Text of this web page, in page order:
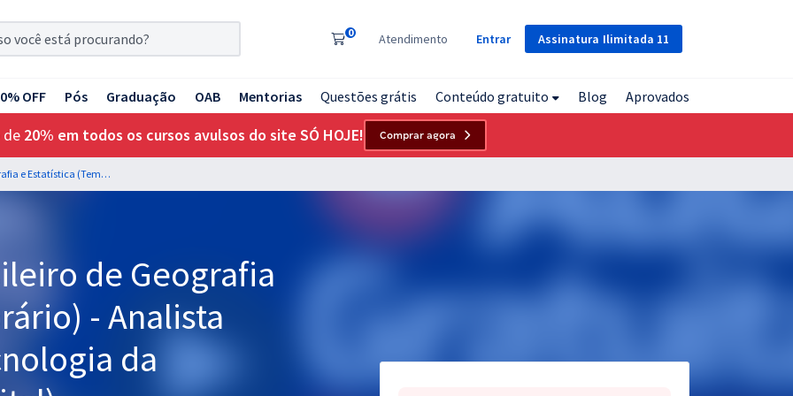
Assinatura Ilimitada 11
0 Atendimento Entrar
OFF Pós Graduação OAB Mentorias Questões grátis Conteúdo gratuito Blog Aprovados
de 20% em todos os cursos avulsos do site SÓ HOJE! Comprar agora
IBGE - Instituto Brasileiro de Geografia e Estatística (Temporário) - Analista Censitário (AC) - Tecnologia da Informação (Pós-Edital)
de Geografia
- Analista
da